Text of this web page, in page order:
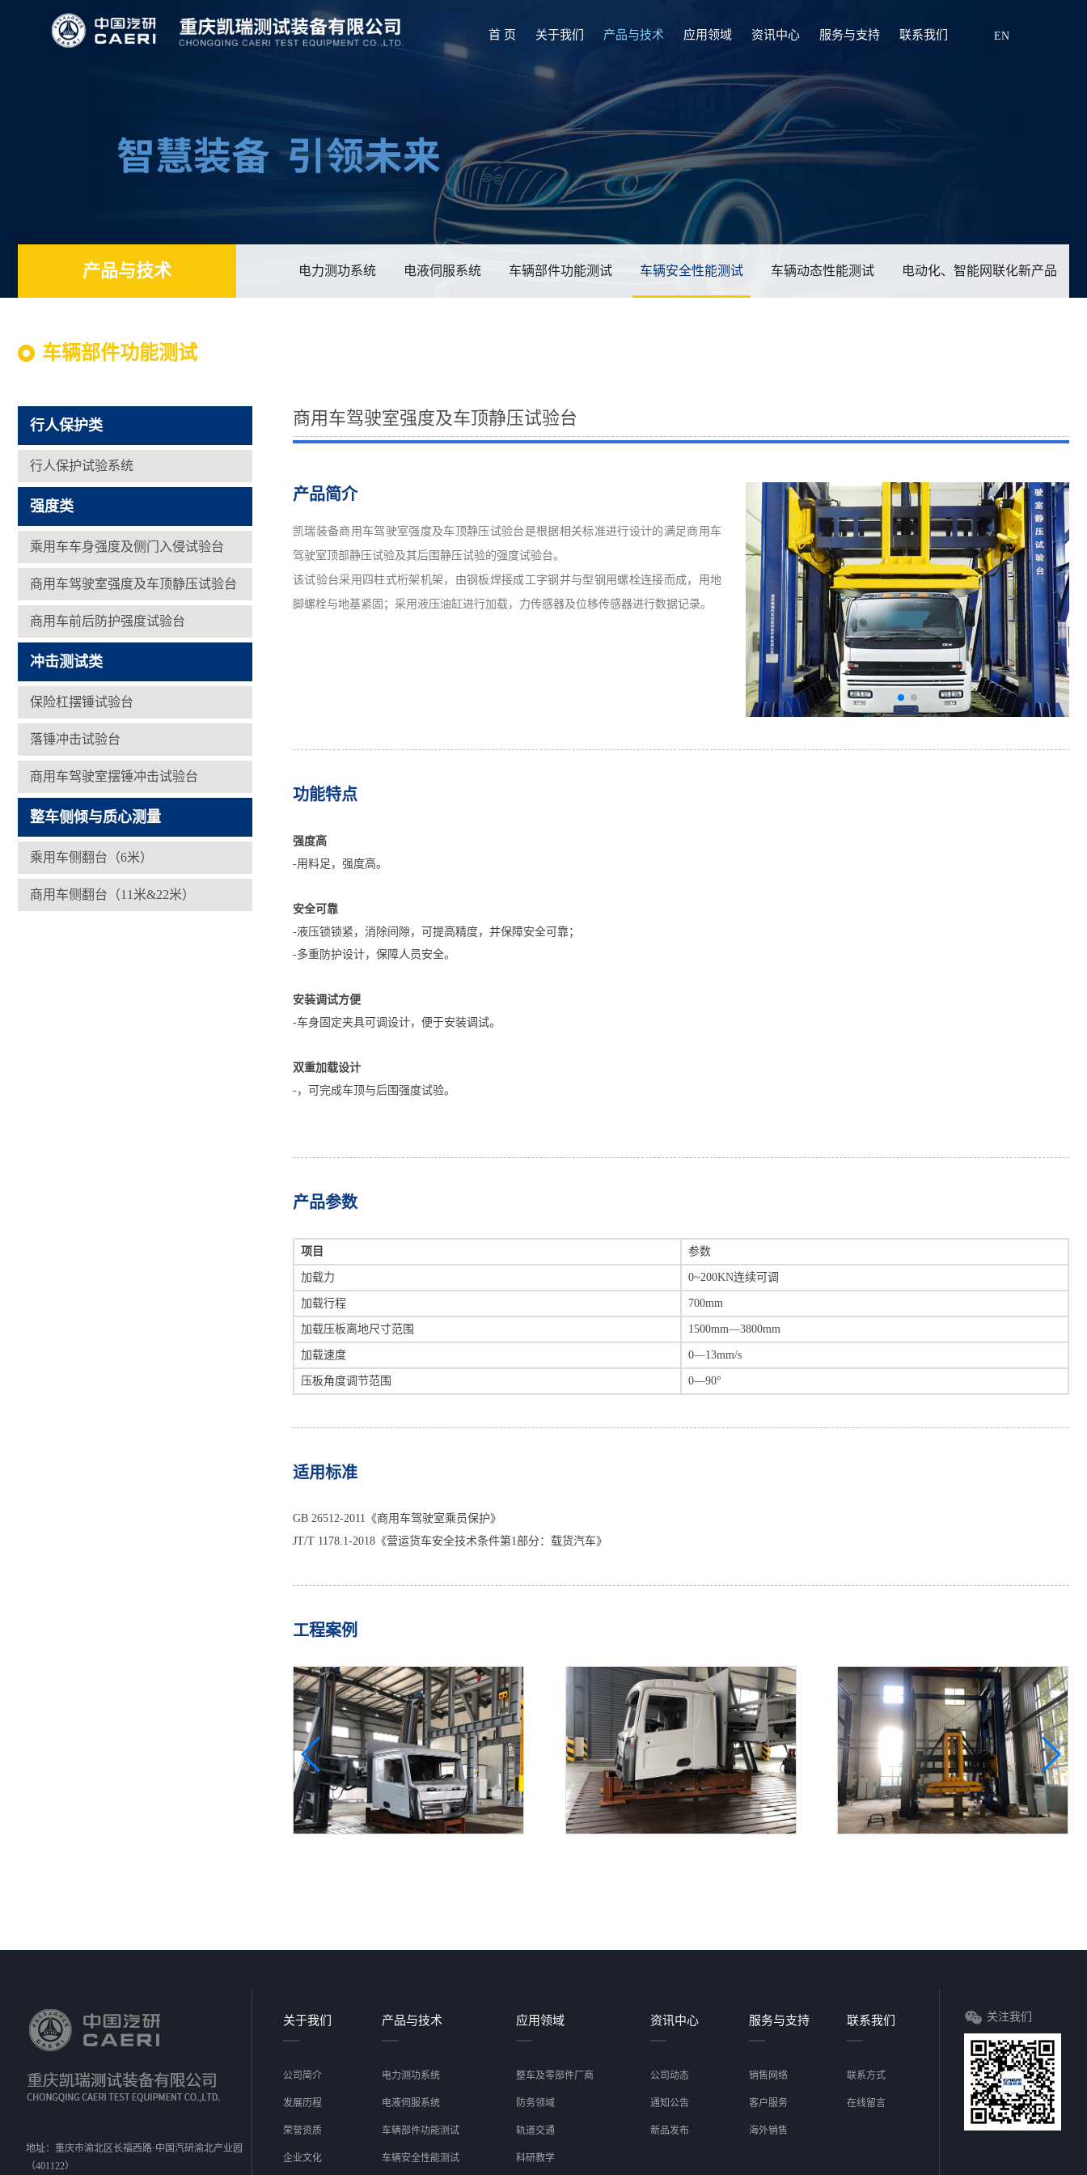
EN
首 页 关于我们 产品与技术 应用领域 资讯中心 服务与支持 联系我们
产品与技术 电力测功系统 电液伺服系统 车辆部件功能测试 车辆安全性能测试 车辆动态性能测试 电动化、智能网联化新产品
车辆部件功能测试
行人保护类
行人保护试验系统
强度类
乘用车车身强度及侧门入侵试验台
商用车驾驶室强度及车顶静压试验台
商用车前后防护强度试验台
冲击测试类
保险杠摆锤试验台
落锤冲击试验台
商用车驾驶室摆锤冲击试验台
整车侧倾与质心测量
乘用车侧翻台（6米）
商用车侧翻台（11米&22米）
商用车驾驶室强度及车顶静压试验台
产品简介
凯瑞装备商用车驾驶室强度及车顶静压试验台是根据相关标准进行设计的满足商用车
驾驶室顶部静压试验及其后围静压试验的强度试验台。
该试验台采用四柱式桁架机架，由钢板焊接成工字钢并与型钢用螺栓连接而成，用地
脚螺栓与地基紧固；采用液压油缸进行加载，力传感器及位移传感器进行数据记录。
功能特点
强度高
-用料足，强度高。
安全可靠
-液压锁锁紧，消除间隙，可提高精度，并保障安全可靠；
-多重防护设计，保障人员安全。
安装调试方便
-车身固定夹具可调设计，便于安装调试。
双重加载设计
-，可完成车顶与后围强度试验。
产品参数
项目 参数
加载力 0~200KN连续可调
加载行程 700mm
加载压板离地尺寸范围 1500mm—3800mm
加载速度 0—13mm/s
压板角度调节范围 0—90°
适用标准
GB 26512-2011《商用车驾驶室乘员保护》
JT/T 1178.1-2018《营运货车安全技术条件第1部分：载货汽车》
工程案例
地址：重庆市渝北区长福西路·中国汽研渝北产业园
（401122）
关于我们
公司简介
发展历程
荣誉资质
企业文化
产品与技术
电力测功系统
电液伺服系统
车辆部件功能测试
车辆安全性能测试
应用领域
整车及零部件厂商
防务领域
轨道交通
科研教学
资讯中心
公司动态
通知公告
新品发布
服务与支持
销售网络
客户服务
海外销售
联系我们
联系方式
在线留言
关注我们